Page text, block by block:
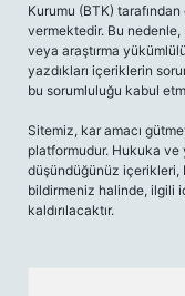
Kurumu (BTK)
vermektedir. Bu
veya araştırma
yazdıkları içeriklerin
bu sorumluluğu kabul
Sitemiz, kar amacı
platformudur. Hukuka ve
düşündüğünüz içerikleri,
bildirmeniz halinde, ilgili
kaldırılacaktır.